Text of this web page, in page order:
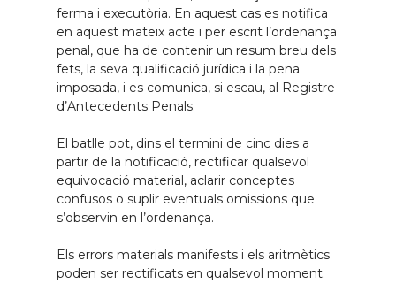
ferma i executòria. En aquest cas es notifica
en aquest mateix acte i per escrit l’ordenança
penal, que ha de contenir un resum breu dels
fets, la seva qualificació jurídica i la pena
imposada, i es comunica, si escau, al Registre
d’Antecedents Penals.
El batlle pot, dins el termini de cinc dies a
partir de la notificació, rectificar qualsevol
equivocació material, aclarir conceptes
confusos o suplir eventuals omissions que
s’observin en l’ordenança.
Els errors materials manifests i els aritmètics
poden ser rectificats en qualsevol moment.